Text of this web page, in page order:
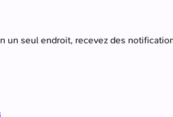
un seul endroit, recevez des